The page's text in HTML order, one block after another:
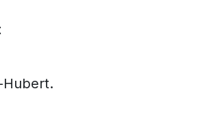
Hubert.